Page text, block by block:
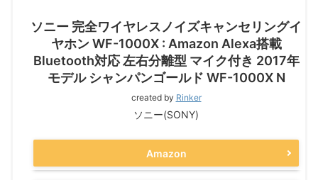
ソニー 完全ワイヤレスノイズキャンセリングイ
ヤホン WF-1000X : Amazon Alexa搭載
Bluetooth対応 左右分離型 マイク付き 2017年
モデル シャンパンゴールド WF-1000X N
created by Rinker
ソニー(SONY)
Amazon